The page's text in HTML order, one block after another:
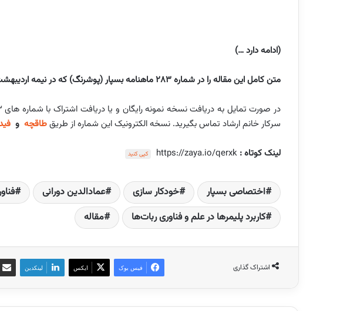
(ادامه دارد …)
متن کامل این مقاله را در شماره 283 ماهنامه بسپار (پوشرنگ) که در نیمه اردیبهشت ماه 1405 منتشر شده است، می خوانید.
سرکار خانم ارشاد تماس بگیرید. نسخه الکترونیک این شماره از طریقطاقچه و
لینک کوتاه : https://zaya.io/qerxk کپی کنید
اختصاصی بسپار خودکار سازی عمادالدین دورانی
کاربرد پلیمرها در علم و فناوری ربات‌ها
مقاله
اشتراک گذاری فیس بوک ایکس لینکدین